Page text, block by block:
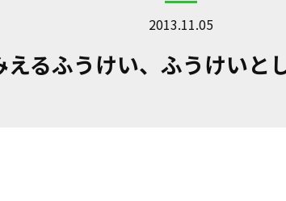
2013.11.05
るふうけい、ふうけいと